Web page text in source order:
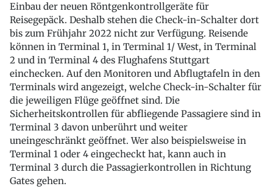
Einbau der neuen Röntgenkontrollgeräte für
Reisegepäck. Deshalb stehen die Check-in-Schalter dort
bis zum Frühjahr 2022 nicht zur Verfügung. Reisende
können in Terminal 1, in Terminal 1/ West, in Terminal
2 und in Terminal 4 des Flughafens Stuttgart
einchecken. Auf den Monitoren und Abflugtafeln in den
Terminals wird angezeigt, welche Check-in-Schalter für
die jeweiligen Flüge geöffnet sind. Die
Sicherheitskontrollen für abfliegende Passagiere sind in
Terminal 3 davon unberührt und weiter
uneingeschränkt geöffnet. Wer also beispielsweise in
Terminal 1 oder 4 eingecheckt hat, kann auch in
Terminal 3 durch die Passagierkontrollen in Richtung
Gates gehen.